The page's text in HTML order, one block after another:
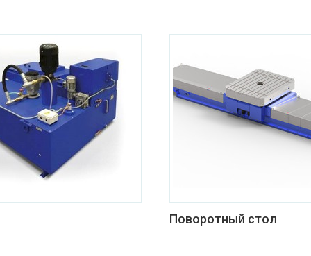
Поворотный стол